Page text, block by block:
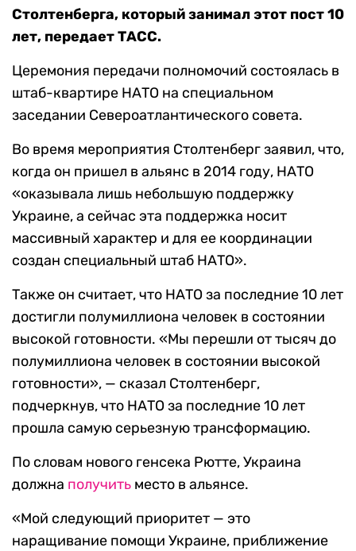
Столтенберга, который занимал этот пост 10
лет, передает ТАСС.
Церемония передачи полномочий состоялась в
штаб-квартире НАТО на специальном
заседании Североатлантического совета.
Во время мероприятия Столтенберг заявил, что,
когда он пришел в альянс в 2014 году, НАТО
«оказывала лишь небольшую поддержку
Украине, а сейчас эта поддержка носит
массивный характер и для ее координации
создан специальный штаб НАТО».
Также он считает, что НАТО за последние 10 лет
достигли полумиллиона человек в состоянии
высокой готовности. «Мы перешли от тысяч до
полумиллиона человек в состоянии высокой
готовности», — сказал Столтенберг,
подчеркнув, что НАТО за последние 10 лет
прошла самую серьезную трансформацию.
По словам нового генсека Рютте, Украина
должна получить место в альянсе.
«Мой следующий приоритет — это
наращивание помощи Украине, приближение